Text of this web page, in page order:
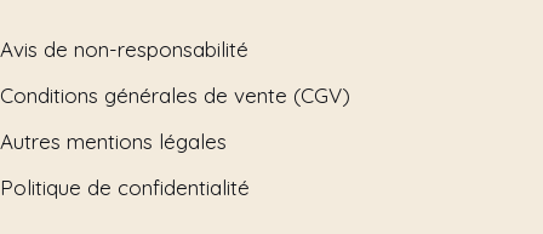
Avis de non-responsabilité
Conditions générales de vente (CGV)
Autres mentions légales
Politique de confidentialité